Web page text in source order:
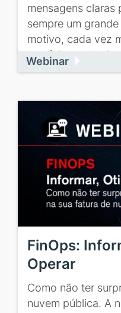
mensagens claras
sempre um
motivo, cada vez
tem feito parte da
Webinar
FinOps:
Operar
Como não ter
nuvem pública. A